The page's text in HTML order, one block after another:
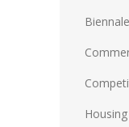
Biennale
Housing